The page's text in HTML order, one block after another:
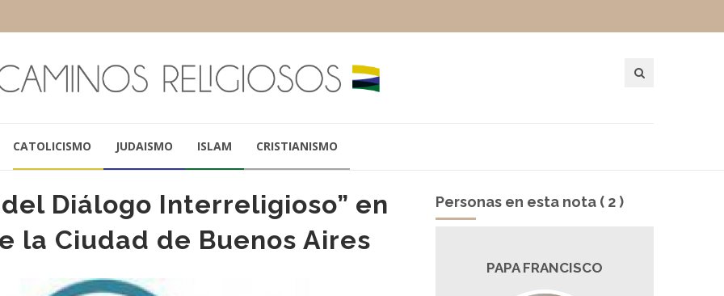
CATOLICISMO JUDAISMO ISLAM CRISTIANISMO
Diálogo Interreligioso” en
la Ciudad de Buenos Aires
Personas en esta nota ( 2 )
PAPA FRANCISCO